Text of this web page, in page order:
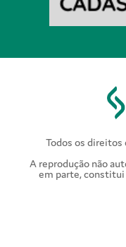
Todos os direitos
A reprodução não
em parte,